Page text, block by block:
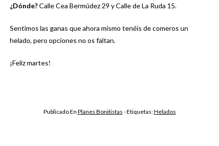
¿Dónde?Calle Cea Bermúdez 29 y Calle de La Ruda 15.
Sentimos las ganas que ahora mismo tenéis de comeros un
helado, pero opciones no os faltan.
¡Feliz martes!
Publicado En Planes Bonitistas - Etiquetas:Helados